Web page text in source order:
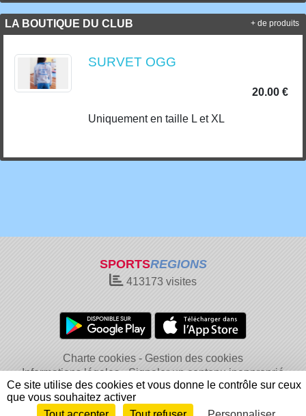
LA BOUTIQUE DU CLUB
SURVET OGG
20.00 €
Uniquement en taille L et XL
+ de produits
SPORTSREGIONS
413173 visites
Charte cookies
Gestion des cookies
Informations légales
Signaler un contenu inapproprié
Ce site utilise des cookies et vous donne le contrôle sur ceux
que vous souhaitez activer